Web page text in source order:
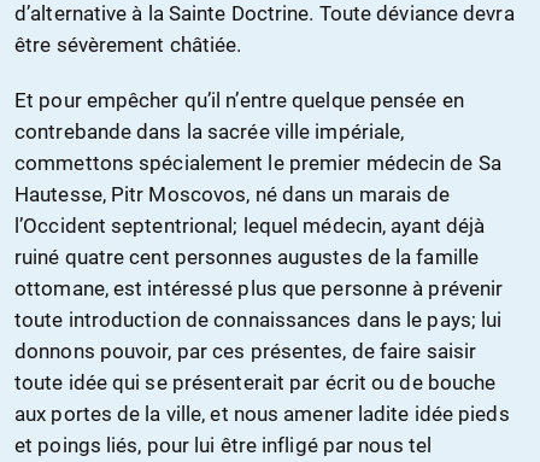
d’alternative à la Sainte Doctrine. Toute déviance devra
être sévèrement châtiée.
Et pour empêcher qu’il n’entre quelque pensée en
contrebande dans la sacrée ville impériale,
commettons spécialement le premier médecin de Sa
Hautesse, Pitr Moscovos, né dans un marais de
l’Occident septentrional; lequel médecin, ayant déjà
ruiné quatre cent personnes augustes de la famille
ottomane, est intéressé plus que personne à prévenir
toute introduction de connaissances dans le pays; lui
donnons pouvoir, par ces présentes, de faire saisir
toute idée qui se présenterait par écrit ou de bouche
aux portes de la ville, et nous amener ladite idée pieds
et poings liés, pour lui être infligé par nous tel